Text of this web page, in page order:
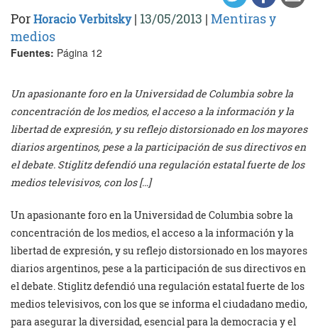
PorHoracio Verbitsky| 13/05/2013 | Mentiras y
medios
Fuentes: Página 12
Un apasionante foro en la Universidad de Columbia sobre la
concentración de los medios, el acceso a la información y la
libertad de expresión, y su reflejo distorsionado en los mayores
diarios argentinos, pese a la participación de sus directivos en
el debate. Stiglitz defendió una regulación estatal fuerte de los
medios televisivos, con los […]
Un apasionante foro en la Universidad de Columbia sobre la
concentración de los medios, el acceso a la información y la
libertad de expresión, y su reflejo distorsionado en los mayores
diarios argentinos, pese a la participación de sus directivos en
el debate. Stiglitz defendió una regulación estatal fuerte de los
medios televisivos, con los que se informa el ciudadano medio,
para asegurar la diversidad, esencial para la democracia y el